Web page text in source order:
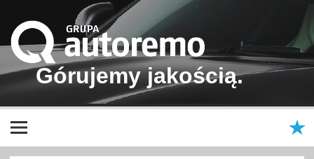
Autoremo
Samochody nowe i używane – Škoda, Volkswagen, Volkswagen
Użytkowe, Renault, Mazda, Hyundai, Dacia | Autoremo – Anndora –
Autoneo | Kraków, Nowy Targ, Nowy Sącz, Bukowina Tatrzańska
Górujemy jakością.